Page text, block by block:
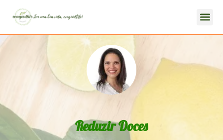
Reduzir Doces